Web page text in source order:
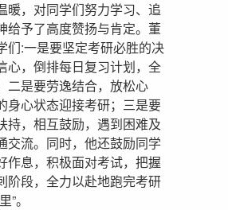
暖，对同学们努力学习、追
给予了高度赞扬与肯定。董
们:一是要坚定考研必胜的决
心，倒排每日复习计划，全
二是要劳逸结合，放松心
身心状态迎接考研；三是要
持，相互鼓励，遇到困难及
交流。同时，他还鼓励同学
作息，积极面对考试，把握
阶段，全力以赴地跑完考研
”。